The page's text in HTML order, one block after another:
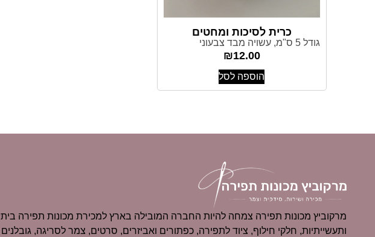
כרית לסיכות ומחטים
גודל 5 ס"מ, עשויה מבד צבעוני
₪12.00
הוספה לסל
מרקוביץ מכונות תפירה צמחה להיות החברה המובילה בארץ למכירת מכונות תפירה
ותעשייתיות, חלקי חילוף, ציוד לתפירה, כפתורים ואביזרים, סרטים, צמר לסריגה, גובלנים